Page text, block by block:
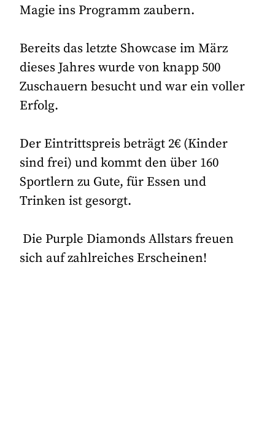
Magie ins Programm zaubern.
Bereits das letzte Showcase im März
dieses Jahres wurde von knapp 500
Zuschauern besucht und war ein voller
Erfolg.
Der Eintrittspreis beträgt 2€ (Kinder
sind frei) und kommt den über 160
Sportlern zu Gute, für Essen und
Trinken ist gesorgt.
Die Purple Diamonds Allstars freuen
sich auf zahlreiches Erscheinen!